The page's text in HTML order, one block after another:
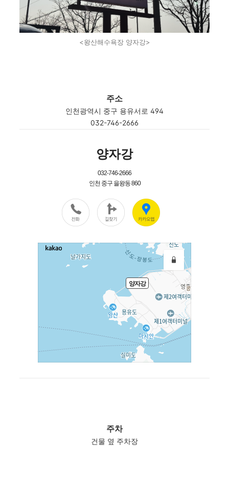
<왕산해수욕장 양자강>
주소
인천광역시 중구 용유서로 494
032-746-2666
주차
건물 옆 주차장